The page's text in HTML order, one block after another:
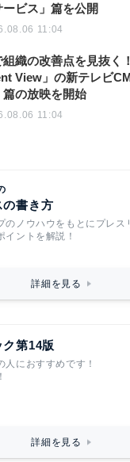
ービス」篇を公開
11:04
組織の改善点を見抜く
View」の新テレビ
篇の放映を開始
11:04
の書き方
のノウハウをもとにプレス
イントを解説！
詳細を見る
第14版
におすすめです！
詳細を見る